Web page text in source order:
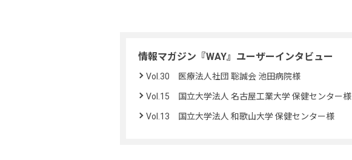
情報マガジン『WAY』ユーザーインタビュー
Vol.30 医療法人社団 聡誠会 池田病院様
Vol.15 国立大学法人 名古屋工業大学 保健センター様
Vol.13 国立大学法人 和歌山大学 保健センター様